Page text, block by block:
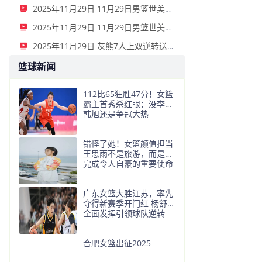
2025年11月29日 11月29日男篮世美预 墨西哥男篮85-92多米尼加男篮 全场集锦
2025年11月29日 11月29日男篮世美预 巴哈马男篮75-111加拿大男篮 全场集锦
2025年11月29日 灰熊7人上双逆转送快船3连败 小贾伦24分 小卡赛季新高39分
篮球新闻
112比65狂胜47分！女篮
霸主首秀杀红眼：没李梦
韩旭还是争冠大热
错怪了她！女篮颜值担当
王思雨不是旅游，而是在
完成令人自豪的重要使命
广东女篮大胜江苏，率先
夺得新赛季开门红 杨舒予
全面发挥引领球队逆转
合肥女篮出征2025